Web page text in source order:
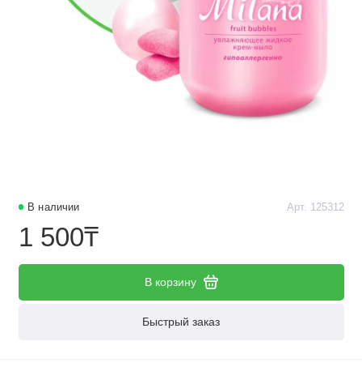
В наличии Арт. 125312
1 500₸
В корзину
Быстрый заказ